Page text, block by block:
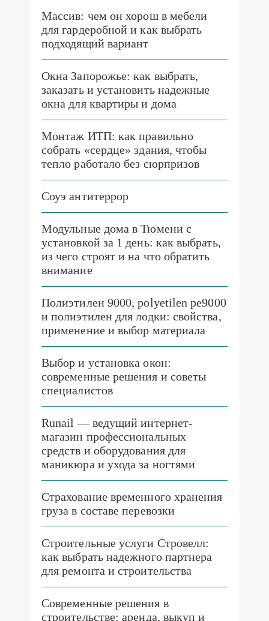
Массив: чем он хорош в мебели
для гардеробной и как выбрать
подходящий вариант
Окна Запорожье: как выбрать,
заказать и установить надежные
окна для квартиры и дома
Монтаж ИТП: как правильно
собрать «сердце» здания, чтобы
тепло работало без сюрпризов
Соуэ антитеррор
Модульные дома в Тюмени с
установкой за 1 день: как выбрать,
из чего строят и на что обратить
внимание
Полиэтилен 9000, polyetilen pe9000
и полиэтилен для лодки: свойства,
применение и выбор материала
Выбор и установка окон:
современные решения и советы
специалистов
Runail — ведущий интернет-
магазин профессиональных
средств и оборудования для
маникюра и ухода за ногтями
Страхование временного хранения
груза в составе перевозки
Строительные услуги Стровелл:
как выбрать надежного партнера
для ремонта и строительства
Современные решения в
строительстве: аренда, выкуп и